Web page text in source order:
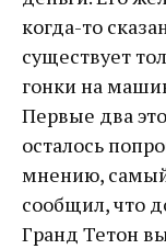
когда-то
существует
гонки на
Первые два
осталось
мнению, самый
сообщил, что
Гранд Тетон